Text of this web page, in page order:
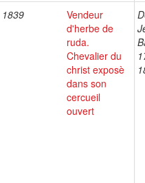
1839
Vendeur
d'herbe de
ruda.
Chevalier du
christ exposè
dans son
cercueil
ouvert